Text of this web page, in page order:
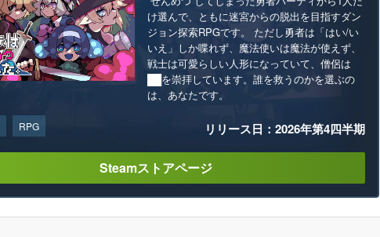
け選んで、ともに迷宮からの脱出を目指すダン
ジョン探索RPGです。 ただし勇者は「はい/い
いえ」しか喋れず、魔法使いは魔法が使えず、
戦士は可愛らしい人形になっていて、僧侶は
██を崇拝しています。誰を救うのかを選ぶの
は、あなたです。
RPG リリース日：2026年第4四半期
Steamストアページ